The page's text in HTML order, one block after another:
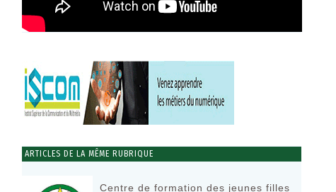
ARTICLES DE LA MÊME RUBRIQUE
Centre de formation des jeunes filles